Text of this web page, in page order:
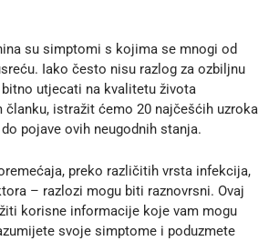
su simptomi s kojima se mnogi od
Iako često nisu razlog za ozbiljnu
utjecati na kvalitetu života
članku, istražit ćemo 20 najčešćih uzroka
pojave ovih neugodnih stanja.
preko različitih vrsta infekcija,
– razlozi mogu biti raznovrsni. Ovaj
korisne informacije koje vam mogu
svoje simptome i poduzmete